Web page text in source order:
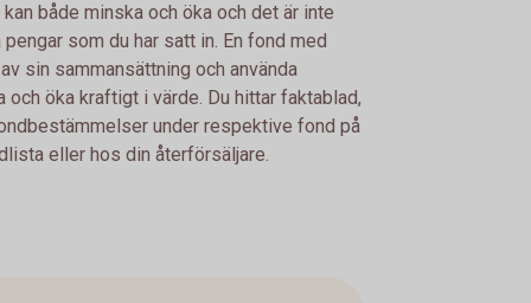
både minska och öka och det är inte
som du har satt in. En fond med
sin sammansättning och använda
öka kraftigt i värde. Du hittar faktablad,
under respektive fond på
eller hos din återförsäljare.